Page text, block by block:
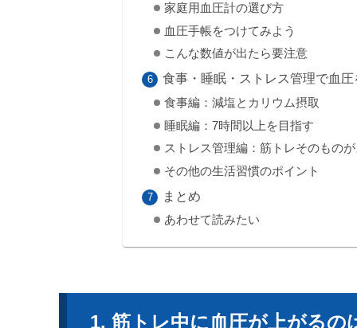
家庭用血圧計の選び方
血圧手帳をつけてみよう
こんな数値が出たら要注意
食事・睡眠・ストレス管理で血
食事編：減塩とカリウム摂取
睡眠編：7時間以上を目指す
ストレス管理編：筋トレそのもの
その他の生活習慣のポイント
まとめ
あわせて読みたい
筋トレ中に血圧が上がるの